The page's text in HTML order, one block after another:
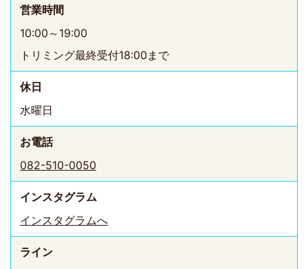
営業時間
10:00～19:00
トリミング最終受付18:00まで
休日
水曜日
お電話
082-510-0050
インスタグラム
インスタグラムへ
ライン